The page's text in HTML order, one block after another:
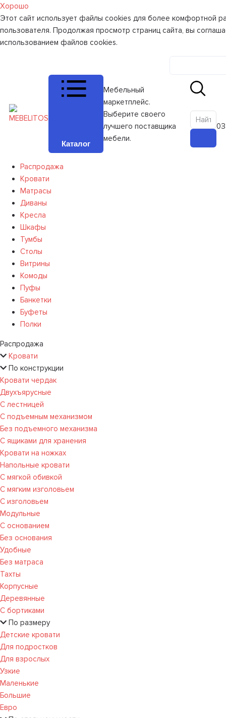
Хорошо
Этот сайт использует файлы cookies для более комфортной
пользователя. Продолжая просмотр страниц сайта, вы
использованием файлов cookies.
Каталог
Мебельный
маркетплейс.
Выберите своего
лучшего поставщика
мебели.
0
Распродажа
Кровати
Матрасы
Диваны
Кресла
Шкафы
Тумбы
Столы
Витрины
Комоды
Пуфы
Банкетки
Буфеты
Полки
Распродажа
Кровати
По конструкции
Кровати чердак
Двухъярусные
С лестницей
С подъемным механизмом
Без подъемного механизма
С ящиками для хранения
Кровати на ножках
Напольные кровати
С мягкой обивкой
С мягким изголовьем
С изголовьем
Модульные
С основанием
Без основания
Удобные
Без матраса
Тахты
Корпусные
Деревянные
С бортиками
По размеру
Детские кровати
Для подростков
Для взрослых
Узкие
Маленькие
Большие
Евро